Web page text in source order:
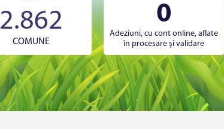
2.862
COMUNE
0
Adeziuni, cu cont online, aflate
în procesare și validare